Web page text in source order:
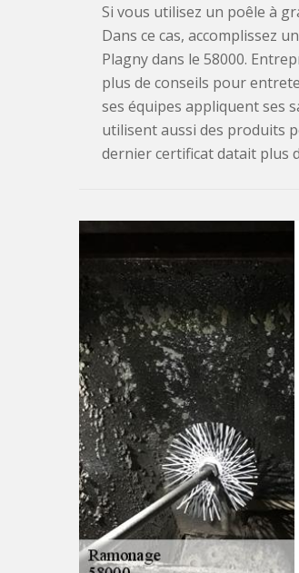
Si vous utilisez un poêle à
Dans ce cas, accomplissez
Plagny dans le 58000.
plus de conseils pour
ses équipes appliquent ses
utilisent aussi des produits
dernier certificat datait plus